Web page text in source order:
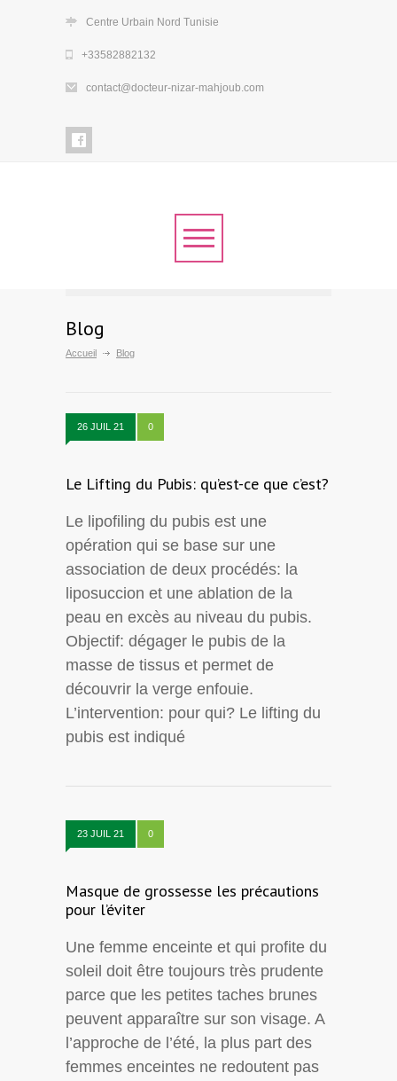
Centre Urbain Nord Tunisie
+33582882132
contact@docteur-nizar-mahjoub.com
Blog
Accueil Blog
26 JUIL 21 0
Le Lifting du Pubis: qu’est-ce que c’est?
Le lipofiling du pubis est une
opération qui se base sur une
association de deux procédés: la
liposuccion et une ablation de la
peau en excès au niveau du pubis.
Objectif: dégager le pubis de la
masse de tissus et permet de
découvrir la verge enfouie.
L’intervention: pour qui? Le lifting du
pubis est indiqué
23 JUIL 21 0
Masque de grossesse les précautions
pour l’éviter
Une femme enceinte et qui profite du
soleil doit être toujours très prudente
parce que les petites taches brunes
peuvent apparaître sur son visage. A
l’approche de l’été, la plus part des
femmes enceintes ne redoutent pas